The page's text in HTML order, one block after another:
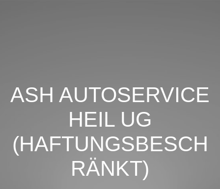
ASH AUTOSERVICE
HEIL UG
(HAFTUNGSBESCH
RÄNKT)